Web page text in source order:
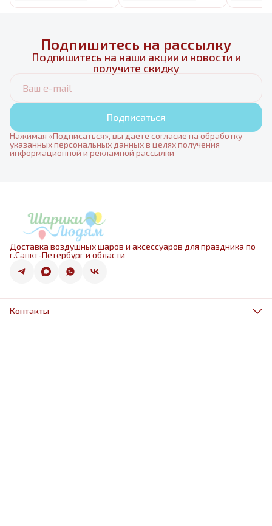
Подпишитесь на рассылку
Подпишитесь на наши акции и новости и
получите скидку
Подписаться
Нажимая «Подписаться», вы даете согласие на обработку
указанных персональных данных в целях получения
информационной и рекламной рассылки
Доставка воздушных шаров и аксессуаров для праздника по
г.Санкт-Петербург и области
Контакты